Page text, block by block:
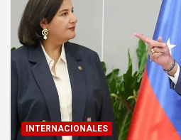
INTERNACIONALES